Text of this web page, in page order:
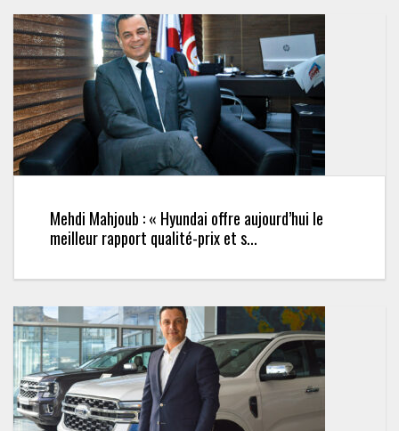
Mehdi Mahjoub : « Hyundai offre aujourd’hui le
meilleur rapport qualité-prix et s...